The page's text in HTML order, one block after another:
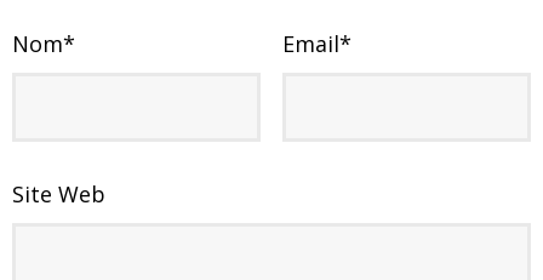
Nom* Email*
Site Web